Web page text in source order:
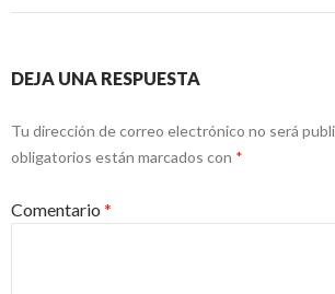
DEJA UNA RESPUESTA
Tu dirección de correo electrónico no será
obligatorios están marcados con *
Comentario *